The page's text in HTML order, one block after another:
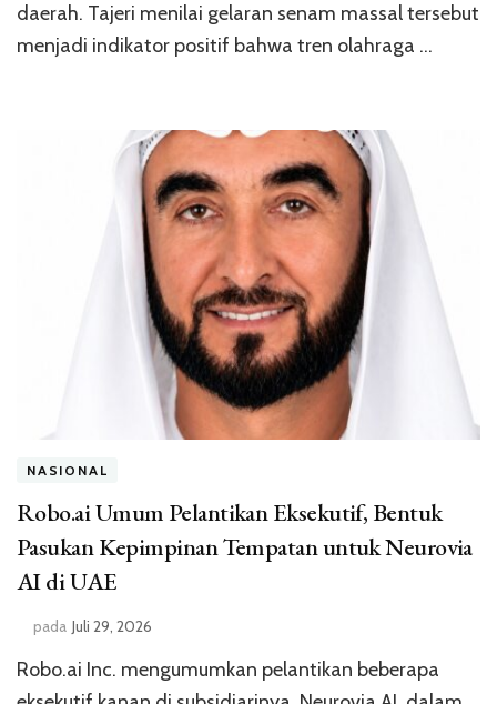
daerah. Tajeri menilai gelaran senam massal tersebut
menjadi indikator positif bahwa tren olahraga …
NASIONAL
Robo.ai Umum Pelantikan Eksekutif, Bentuk
Pasukan Kepimpinan Tempatan untuk Neurovia
AI di UAE
pada Juli 29, 2026
Robo.ai Inc. mengumumkan pelantikan beberapa